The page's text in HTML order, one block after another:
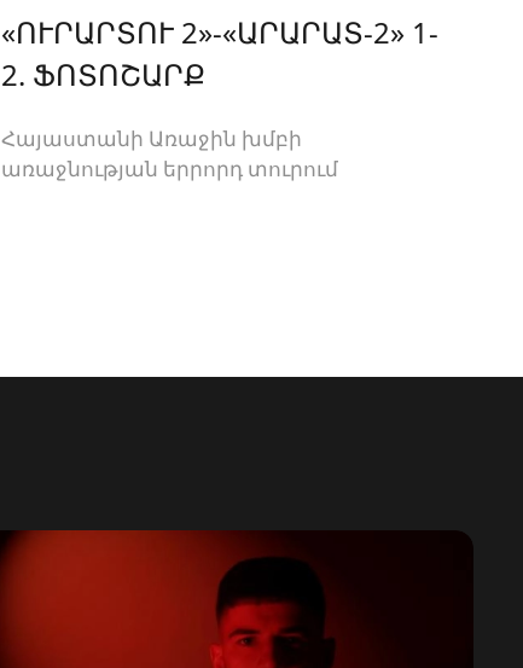
«ՈՒՐԱՐՏՈՒ 2»-«ԱՐԱՐԱՏ-2» 1-
2. ՖՈՏՈՇԱՐՔ
Հայաստանի Առաջին խմբի
առաջնության երրորդ տուրում